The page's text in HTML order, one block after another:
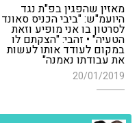
מאזין שהפגין בפ"ת נגד
היועמ"ש: "ביבי הכניס סאונד
לסרטון בו אני מופיע וזאת
הטעיה" • זהבי: "הצקתם לו
במקום לעודד אותו לעשות
את עבודתו נאמנה"
20/01/2019